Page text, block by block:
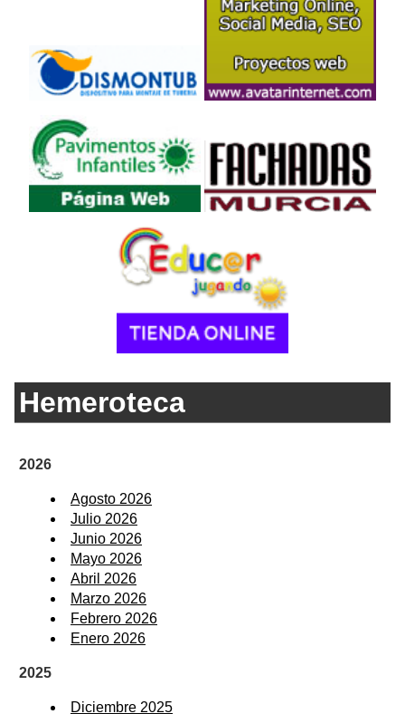
Hemeroteca
2026
Agosto 2026
Julio 2026
Junio 2026
Mayo 2026
Abril 2026
Marzo 2026
Febrero 2026
Enero 2026
2025
Diciembre 2025